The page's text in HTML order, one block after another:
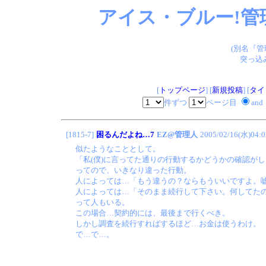
アイス・ブルー!
(別名『
突っ込
[トップページ] [新規投稿] [タ
件ずつ
ページ目 and
[1815-7] 困るんだよね…7 EZ@管理人 2005/02/16(水
似たようなこととして。
「私(僕)に言ってた通りの行動するかどうかの確認が
ってので、いきなり違った行動。
人によっては…「もう違うの？ならもういいですよ。
人によっては…「そのまま続行して下さい。何してた
って人もいる。
この場合…契約的には、最後まで行くべき。
しかし調査を続行すればするほど…お金は使うわけ。
で…で…。